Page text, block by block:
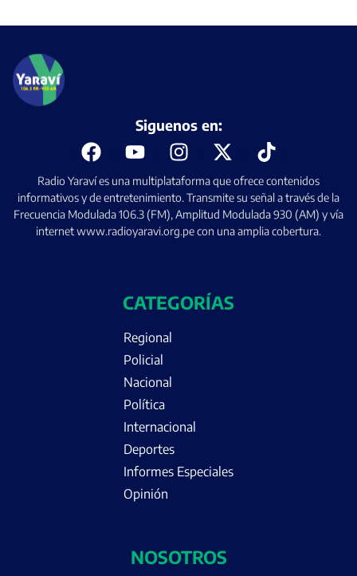
Radio Yaraví es una multiplataforma que ofrece contenidos
informativos y de entretenimiento. Transmite su señal a través de la
Frecuencia Modulada 106.3 (FM), Amplitud Modulada 930 (AM) y vía
internet www.radioyaravi.org.pe con una amplia cobertura.
Siguenos en:
CATEGORÍAS
Regional
Policial
Nacional
Política
Internacional
Deportes
Informes Especiales
Opinión
NOSOTROS